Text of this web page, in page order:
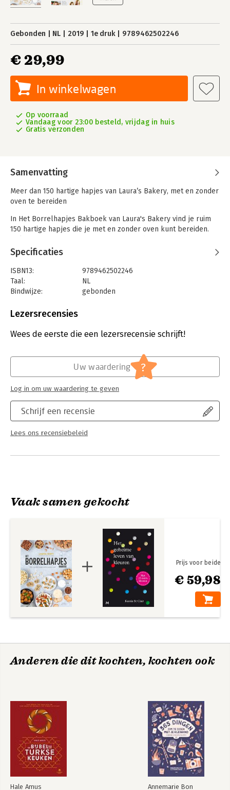
Gebonden NL 2019 1e druk 9789462502246
€ 29,99
In winkelwagen
Op voorraad
Vandaag voor 23:00 besteld, vrijdag in huis
Gratis verzonden
Samenvatting
Meer dan 150 hartige hapjes van Laura’s Bakery, met en zonder
oven te bereiden
In Het Borrelhapjes Bakboek van Laura's Bakery vind je ruim
150 hartige hapjes die je met en zonder oven kunt bereiden.
natuurlijk – zoals je van Laura gewend bent – veel tips en
trucs om het nog gemakkelijker te maken. De uitleg is helder,
de ingrediënten goed verkrijgbaar en je hoeft voor deze
heerlijke hapjes niet lang in de keuken te staan.
Met recepten voor diverse bruschetta, broodstengels, soesjes,
minimuffins, flammkuchen, gevulde eieren, tapenades,
hummus, spiesjes, dips, salades en nog veel meer hartige
heerlijkheden.
Bakery met meer dan een miljoen unieke bezoekers per
maand. Laura maakte nog meer bakboeken bij Forte Culinair:
Het Laura’s Bakery Complete Basisbakboek, 50x Koekjes en
Het Laura’s Bakery Kinderbakboek.
Specificaties
ISBN13:
9789462502246
Taal:
NL
Bindwijze:
gebonden
Uitgever:
Verschijningsdatum:
9-10-2019
Literatuur en romans
Lezersrecensies
Wees de eerste die een lezersrecensie schrijft!
Schrijf een recensie
Lees ons recensiebeleid
Uw waardering ?
Log in om uw waardering te geven
Vaak samen gekocht
€ 59,98
Prijs voor beide
Anderen die dit kochten, kochten ook
Hale Amus Annemarie Bon